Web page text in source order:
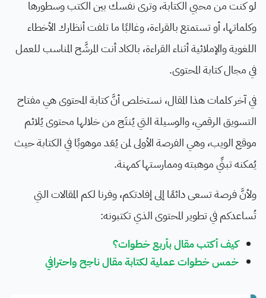
لو كنت من محبي الكتابة، وترى نفسك بين الكتب وسطورها
وكلماتها، أو تستمتع بالقراءة، وغالبًا ما تلفت أنظارك الأخطاء
اللغوية والإملائية أثناء القراءة، بالكاد أنت المرشَّح المناسب للعمل
في مجال كتابة المحتوى.
في آخر كلمات هذا المقال، نستخلص أنَّ كتابة المحتوى هي مفتاح
التسويق الرقمي، والوسيلة التي يُنتَج من خلالها محتوى يُلائم
موقع الويب، وهي الفرصة الأولى لمن يُعَد موهوبًا في الكتابة حيث
يُمكنه تبنِّي موهبته وممارستها كمهنة.
ولأنَّ فرصة تسعى دائمًا إلى إفادتكم، وفرنا لكم المقالات التي
تُساعدكم في تطوير المحتوى الذي تكتبونه:
كيف أكتب مقال بأربع خطوات؟
خمس خطوات عملية لكتابة مقال ناجح واحترافي